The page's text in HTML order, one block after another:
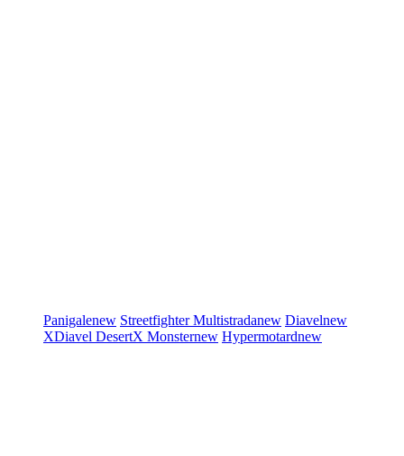
Panigalenew StreetfighterMultistradanew Diavelnew
XDiavel DesertX Monsternew Hypermotardnew